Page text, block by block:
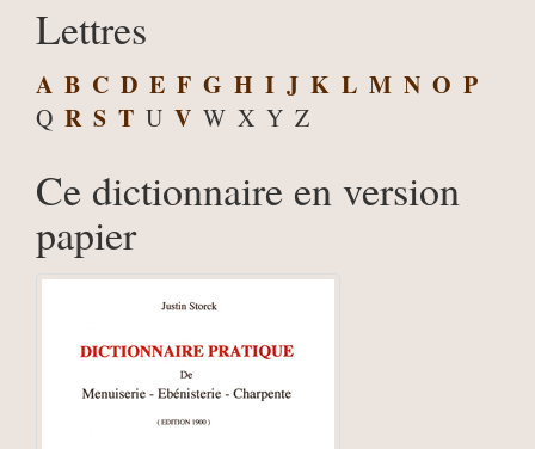
Lettres
A B C D E F G H I J K L M N O P
Q R S T U V W X Y Z
Ce dictionnaire en version
papier